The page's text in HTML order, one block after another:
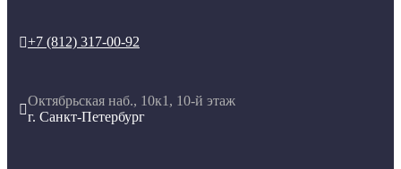
+7 (812) 317-00-92

Октябрьская наб., 10к1, 10-й этаж
г. Санкт-Петербург